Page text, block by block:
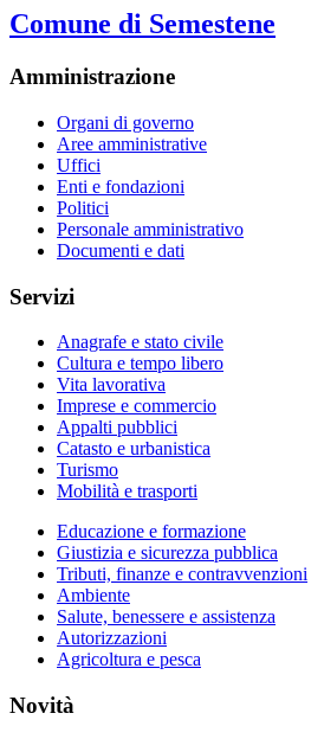
Comune di Semestene
Amministrazione
Organi di governo
Aree amministrative
Uffici
Enti e fondazioni
Politici
Personale amministrativo
Documenti e dati
Servizi
Anagrafe e stato civile
Cultura e tempo libero
Vita lavorativa
Imprese e commercio
Appalti pubblici
Catasto e urbanistica
Turismo
Mobilità e trasporti
Educazione e formazione
Giustizia e sicurezza pubblica
Tributi, finanze e contravvenzioni
Ambiente
Salute, benessere e assistenza
Autorizzazioni
Agricoltura e pesca
Novità